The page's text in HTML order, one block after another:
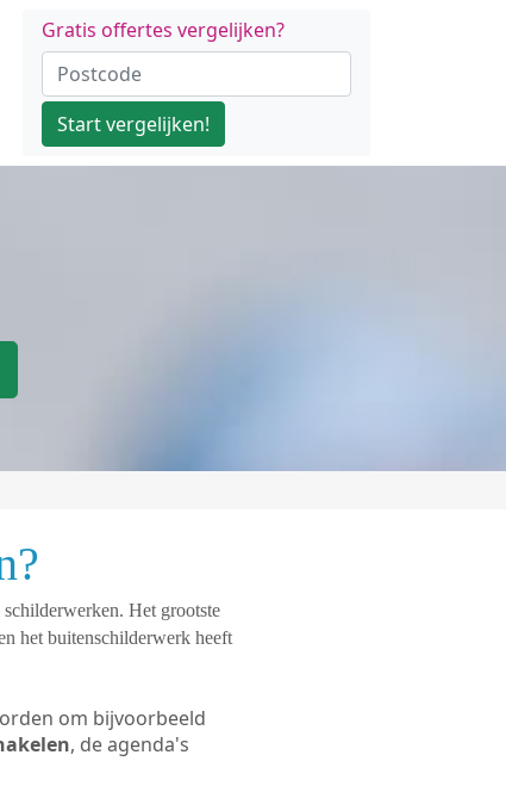
Gratis offertes vergelijken?
Start vergelijken!
Het grootste
het buitenschilderwerk heeft
om bijvoorbeeld
, de agenda's